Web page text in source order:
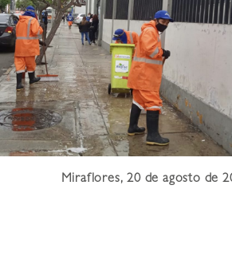
Miraflores, 20 de agosto de